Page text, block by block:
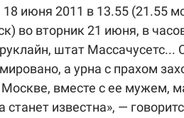
18 июня 2011 в 13.55 (21.55
во вторник 21 июня, в
штат Массачусетс...
а урна с прахом
вместе с ее мужем,
известна», —